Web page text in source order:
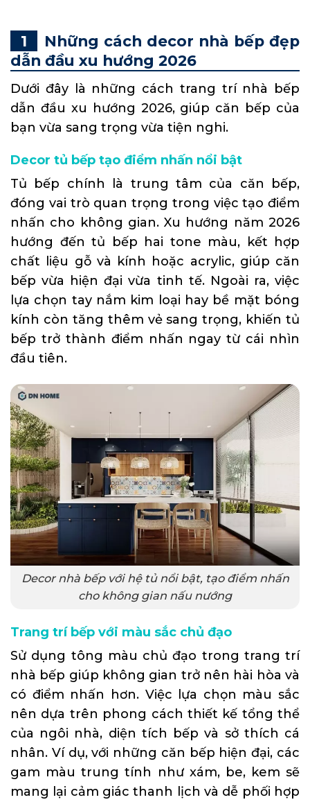
Những cách decor nhà bếp đẹp
dẫn đầu xu hướng 2026
Dưới đây là những cách trang trí nhà bếp
dẫn đầu xu hướng 2026, giúp căn bếp của
bạn vừa sang trọng vừa tiện nghi.
Decor tủ bếp tạo điểm nhấn nổi bật
Tủ bếp chính là trung tâm của căn bếp,
đóng vai trò quan trọng trong việc tạo điểm
nhấn cho không gian. Xu hướng năm 2026
hướng đến tủ bếp hai tone màu, kết hợp
chất liệu gỗ và kính hoặc acrylic, giúp căn
bếp vừa hiện đại vừa tinh tế. Ngoài ra, việc
lựa chọn tay nắm kim loại hay bề mặt bóng
kính còn tăng thêm vẻ sang trọng, khiến tủ
bếp trở thành điểm nhấn ngay từ cái nhìn
đầu tiên.
Decor nhà bếp với hệ tủ nổi bật, tạo điểm nhấn
cho không gian nấu nướng
Trang trí bếp với màu sắc chủ đạo
Sử dụng tông màu chủ đạo trong trang trí
nhà bếp giúp không gian trở nên hài hòa và
có điểm nhấn hơn. Việc lựa chọn màu sắc
nên dựa trên phong cách thiết kế tổng thể
của ngôi nhà, diện tích bếp và sở thích cá
nhân. Ví dụ, với những căn bếp hiện đại, các
gam màu trung tính như xám, be, kem sẽ
mang lại cảm giác thanh lịch và dễ phối hợp